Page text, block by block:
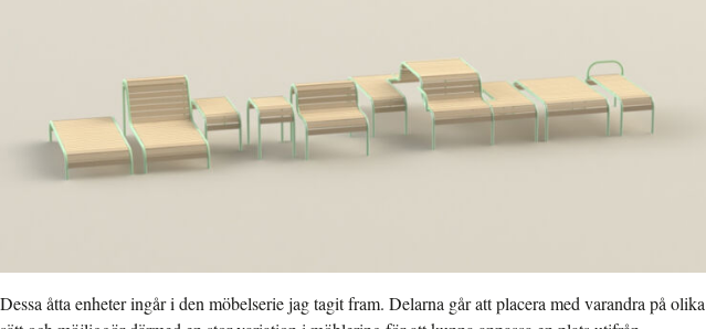
Dessa åtta enheter ingår i den möbelserie jag tagit fram. Delarna går att placera med varandra på olika